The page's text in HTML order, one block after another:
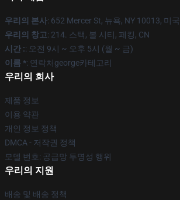
우리의 본사: 652 Mercer St, 뉴욕, NY 10013, 미국
우리의 창고: 214. 스택, 볼 시티, 페킹, CN
시간 :: 오전 9시 ~ 오후 5시 (월 ~ 금)
이름 *: 연락처george카테고리
우리의 회사
제품 정보
이용 약관
개인 정보 정책
DMCA - 저작권 정책
모델 번호: 공급망 투명성 행위
우리의 지원
배송 및 배송 정책